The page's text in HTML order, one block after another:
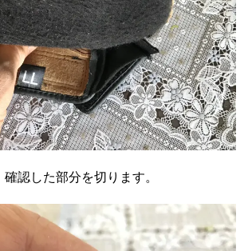
認した部分を切ります。